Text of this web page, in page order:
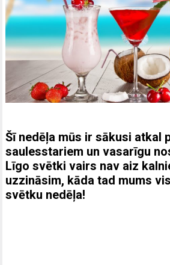
Šī nedēļa mūs ir sākusi atkal
saulesstariem un vasarīgu
Līgo svētki vairs nav aiz
uzzināsim, kāda tad mums
svētku nedēļa!